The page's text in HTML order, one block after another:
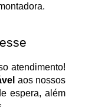
atendimento!
aos nossos
espera, além